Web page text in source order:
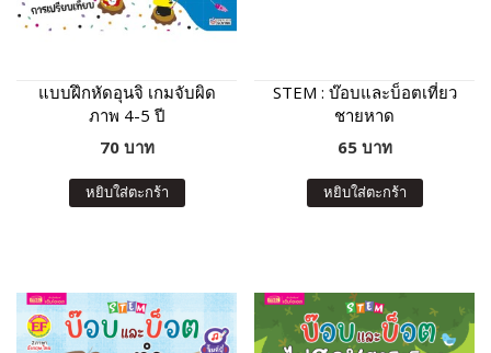
แบบฝึกหัดอุนจิ เกมจับผิด
ภาพ 4-5 ปี
70 บาท
หยิบใส่ตะกร้า
STEM : บ๊อบและบ็อตเที่ยว
ชายหาด
65 บาท
หยิบใส่ตะกร้า